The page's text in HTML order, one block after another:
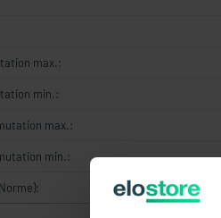
max.:
min.:
max.:
min.: